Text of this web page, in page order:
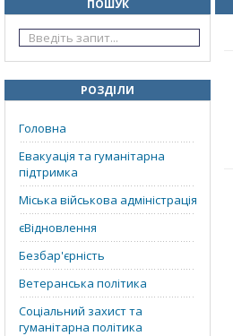
ПОШУК
РОЗДІЛИ
Головна
Евакуація та гуманітарна
підтримка
Міська військова адміністрація
єВідновлення
Безбар'єрність
Ветеранська політика
Соціальний захист та
гуманітарна політика